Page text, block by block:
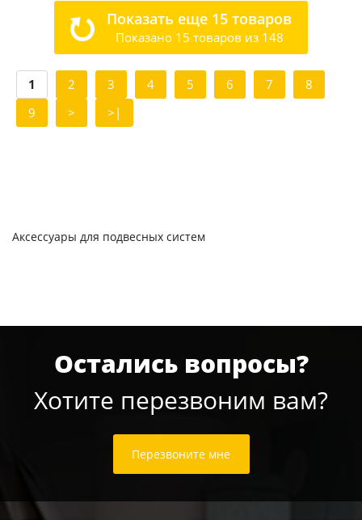
Показать еще 15 товаров
Показано 15 товаров из 148
1 2 3 4 5 6 7
8
9
> >|
Аксессуары для подвесных систем
Остались вопросы?
Хотите перезвоним вам?
Перезвоните мне